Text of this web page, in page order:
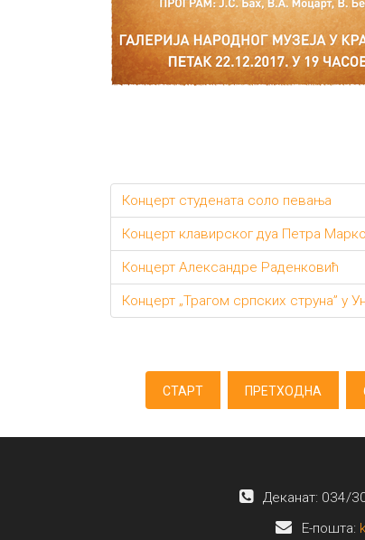
Концерт студената соло певања
Концерт клавирског дуа Петра
Концерт Александре Раденковић
Концерт „Трагом српских струна” у
СТАРТ ПРЕТХОДНА
Деканат: 034/
E-пошта: